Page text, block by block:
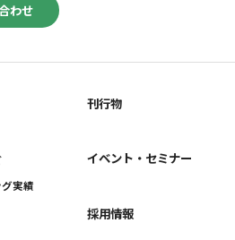
わせ
実績
刊行物
イベント・セミナー
採用情報